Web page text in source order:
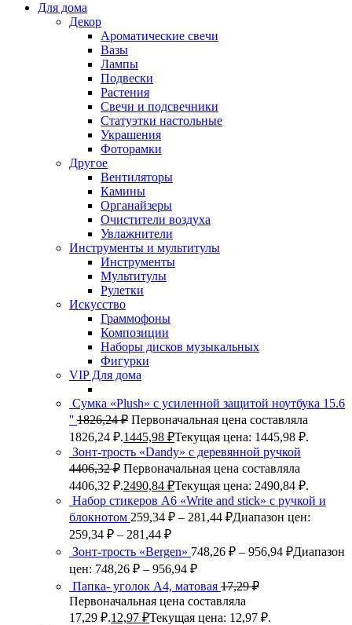
Для дома
Декор
Ароматические свечи
Вазы
Лампы
Подвески
Растения
Свечи и подсвечники
Статуэтки настольные
Украшения
Фоторамки
Другое
Вентиляторы
Камины
Органайзеры
Очистители воздуха
Увлажнители
Инструменты и мультитулы
Инструменты
Мультитулы
Рулетки
Искусство
Граммофоны
Композиции
Наборы дисков музыкальных
Фигурки
VIP Для дома
Сумка «Plush» c усиленной защитой ноутбука 15.6
'' 1826,24₽ Первоначальная цена составляла
1826,24 ₽.1445,98 ₽Текущая цена: 1445,98 ₽.
Зонт-трость «Dandy» с деревянной ручкой
4406,32₽ Первоначальная цена составляла
4406,32 ₽.2490,84 ₽Текущая цена: 2490,84 ₽.
Набор стикеров А6 «Write and stick» с ручкой и
блокнотом 259,34 ₽ – 281,44 ₽Диапазон цен:
259,34 ₽ – 281,44 ₽
Зонт-трость «Bergen» 748,26 ₽ – 956,94 ₽Диапазон
цен: 748,26 ₽ – 956,94 ₽
Папка- уголок А4, матовая 17,29₽
Первоначальная цена составляла
17,29 ₽.12,97 ₽Текущая цена: 12,97 ₽.